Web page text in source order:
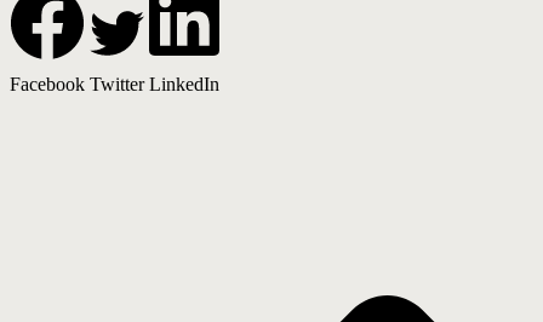
Facebook Twitter LinkedIn